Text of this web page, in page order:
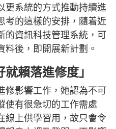
更系統的方式推動持續進
考的這樣的安排，隨着近
資訊科技管理系統，可
料後，即開展新計劃。
就賴落進修度」
影響工作，她認為不可
使有很急切的工作需處
線上供學習用，故只會令